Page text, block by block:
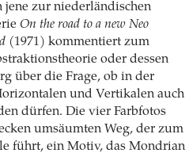
zur niederländischen
On the road to a new Neo
(1971) kommentiert zum
oder dessen
über die Frage, ob in der
und Vertikalen auch
dürfen. Die vier Farbfotos
umsäumten Weg, der zum
führt, ein Motiv, das Mondrian